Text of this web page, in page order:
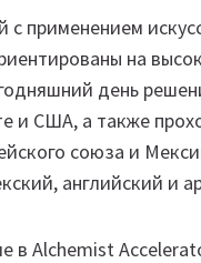
применением
на
день
и США, а также
союза и
английский и
в Alchemist